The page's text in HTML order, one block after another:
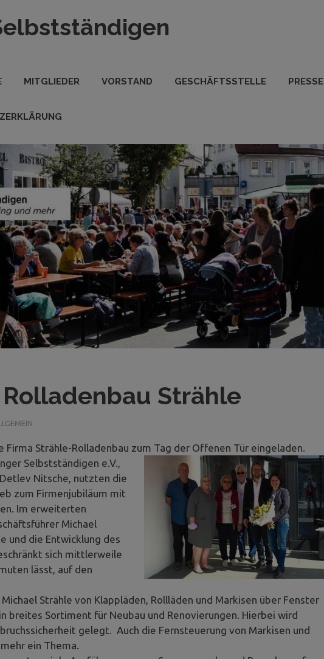
MITGLIEDER VORSTAND GESCHÄFTSSTELLE PRESSE
Strähle
Strähle-Rolladenbau zum Tag der Offenen Tür eingeladen.
Selbstständigen e.V.,
Nitsche, nutzten die
zum Firmenjubiläum mit
Im erweiterten
Michael
und die Entwicklung des
sich mittlerweile
lässt, auf den
Strähle von Klappläden, Rollläden und Markisen über Fenster
breites Sortiment für Neubau und Renovierungen. Hierbei wird
gelegt. Auch die Fernsteuerung von Markisen und
ein Thema.